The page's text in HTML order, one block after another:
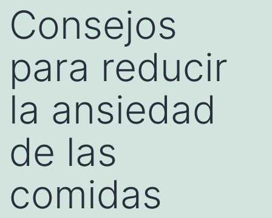
Consejos
para reducir
la ansiedad
de las
comidas